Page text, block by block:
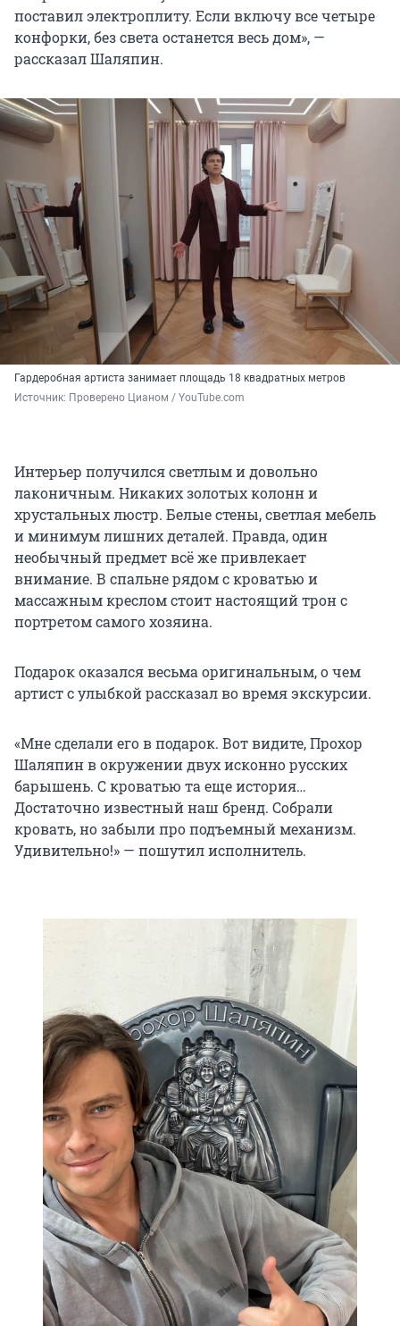
поставил электроплиту. Если включу все четыре
конфорки, без света останется весь дом», —
рассказал Шаляпин.
Гардеробная артиста занимает площадь 18 квадратных метров
Источник: Проверено Цианом / YouTube.com
Интерьер получился светлым и довольно
лаконичным. Никаких золотых колонн и
хрустальных люстр. Белые стены, светлая мебель
и минимум лишних деталей. Правда, один
необычный предмет всё же привлекает
внимание. В спальне рядом с кроватью и
массажным креслом стоит настоящий трон с
портретом самого хозяина.
Подарок оказался весьма оригинальным, о чем
артист с улыбкой рассказал во время экскурсии.
«Мне сделали его в подарок. Вот видите, Прохор
Шаляпин в окружении двух исконно русских
барышень. С кроватью та еще история…
Достаточно известный наш бренд. Собрали
кровать, но забыли про подъемный механизм.
Удивительно!» — пошутил исполнитель.